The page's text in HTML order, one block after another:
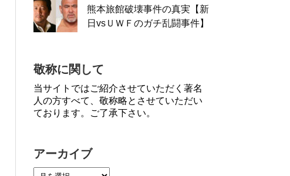
熊本旅館破壊事件の真実【新
日vsＵＷＦのガチ乱闘事件】
敬称に関して
当サイトではご紹介させていただく著名
人の方すべて、敬称略とさせていただい
ております。ご了承下さい。
アーカイブ